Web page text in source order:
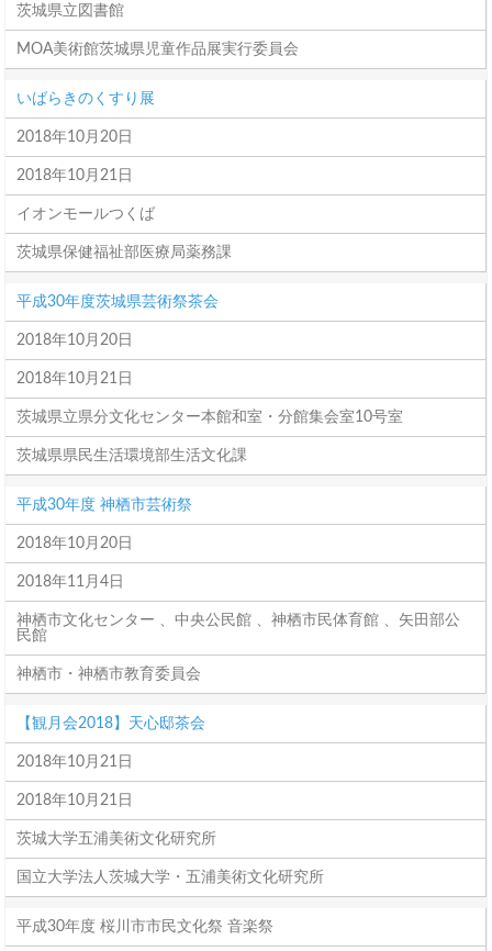
茨城県立図書館
MOA美術館茨城県児童作品展実行委員会
いばらきのくすり展
2018年10月20日
2018年10月21日
イオンモールつくば
茨城県保健福祉部医療局薬務課
平成30年度茨城県芸術祭茶会
2018年10月20日
2018年10月21日
茨城県立県分文化センター本館和室・分館集会室10号室
茨城県県民生活環境部生活文化課
平成30年度 神栖市芸術祭
2018年10月20日
2018年11月4日
神栖市文化センター 、中央公民館 、神栖市民体育館 、矢田部公
民館
神栖市・神栖市教育委員会
【観月会2018】天心邸茶会
2018年10月21日
2018年10月21日
茨城大学五浦美術文化研究所
国立大学法人茨城大学・五浦美術文化研究所
平成30年度 桜川市市民文化祭 音楽祭